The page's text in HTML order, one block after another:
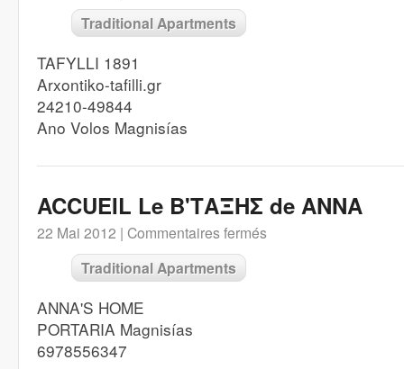
Traditional Apartments
TAFYLLI 1891
Arxontiko-tafilli.gr
24210-49844
Ano Volos Magnisías
ACCUEIL Le B'ΤΑΞΗΣ de ANNA
22 Mai 2012 | Commentaires fermés
Traditional Apartments
ANNA'S HOME
PORTARIA Magnisías
6978556347